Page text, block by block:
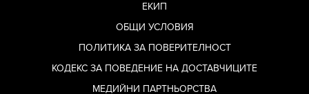
ЕКИП
ОБЩИ УСЛОВИЯ
ПОЛИТИКА ЗА ПОВЕРИТЕЛНОСТ
КОДЕКС ЗА ПОВЕДЕНИЕ НА ДОСТАВЧИЦИТЕ
МЕДИЙНИ ПАРТНЬОРСТВА